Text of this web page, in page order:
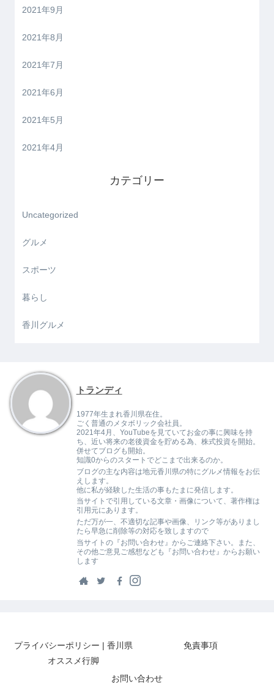
2021年9月
2021年8月
2021年7月
2021年6月
2021年5月
2021年4月
カテゴリー
Uncategorized
グルメ
スポーツ
暮らし
香川グルメ
トランディ
1977年生まれ香川県在住。
ごく普通のメタボリック会社員。
2021年4月、YouTubeを見ていてお金の事に興味を持
ち、近い将来の老後資金を貯める為、株式投資を開始。
併せてブログも開始。
知識0からのスタートでどこまで出来るのか。
ブログの主な内容は地元香川県の特にグルメ情報をお伝
えします。
他に私が経験した生活の事もたまに発信します。
当サイトで引用している文章・画像について、著作権は
引用元にあります。
ただ万が一、不適切な記事や画像、リンク等がありまし
たら早急に削除等の対応を致しますので
当サイトの『お問い合わせ』からご連絡下さい。また、
その他ご意見ご感想なども『お問い合わせ』からお願い
します
プライバシーポリシー | 香川県
オススメ行脚
免責事項
お問い合わせ